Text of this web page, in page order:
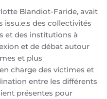
Blandiot-Faride, avait
issu.e.s des collectivités
et des institutions à
et de débat autour
et plus
charge des victimes et
entre les différents
présentes pour